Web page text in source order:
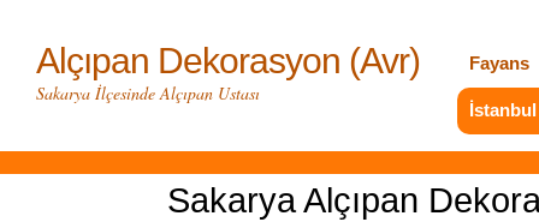
Alçıpan Dekorasyon (Avr)
Sakarya İlçesinde Alçıpan Ustası
Fayans
Sakarya Alçıpan